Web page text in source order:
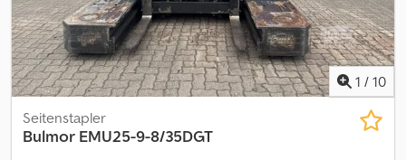
Überholung und Sonderbau für Gabelstapler ab 8 to. spezialisiert.
Gerne stellen wir auch Ihr Fahrzeug bei uns zum
Kommissionsverkauf aus. Cjdpfswkwbaex Al Ajha
1 / 10
Seitenstapler
Bulmor EMU25-9-8/35DGT